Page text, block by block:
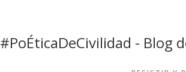
#PoÉticaDeCivilidad - Blog